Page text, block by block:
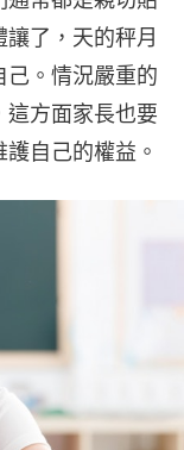
了，天的秤月
己。情況嚴重的
方面家長也要
自己的權益。